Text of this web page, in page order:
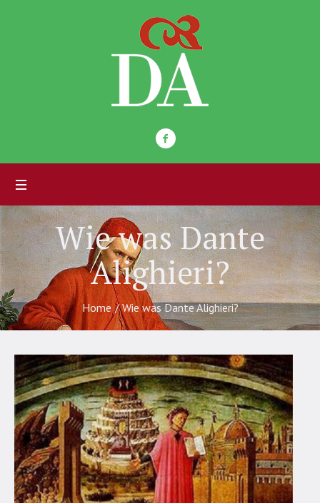
Wie was Dante
Alighieri?
Home /Wie was Dante Alighieri?